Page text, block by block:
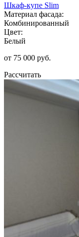
Шкаф-купе Slim
Материал фасада:
Комбинированный
Цвет:
Белый
от 75 000 руб.
Рассчитать